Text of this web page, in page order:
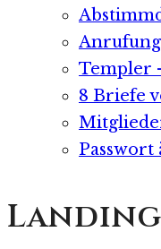
Templer
8 Briefe